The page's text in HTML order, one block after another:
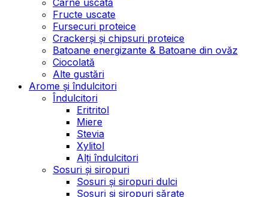
Fructe uscate
Fursecuri proteice
Crackerși și chipsuri proteice
Batoane energizante & Batoane din ovăz
Ciocolată
Alte gustări
Arome și îndulcitori
Îndulcitori
Eritritol
Miere
Stevia
Xylitol
Alți îndulcitori
Sosuri și siropuri
Sosuri și siropuri dulci
Sosuri și siropuri sărate